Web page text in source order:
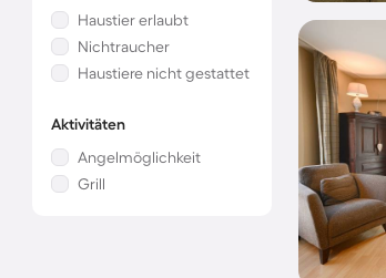
Haustier erlaubt
Nichtraucher
Haustiere nicht gestattet
Aktivitäten
Angelmöglichkeit
Grill